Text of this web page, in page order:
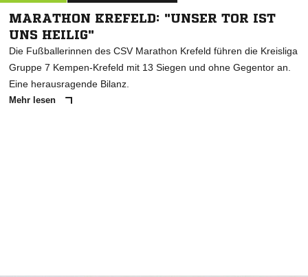
MARATHON KREFELD: "UNSER TOR IST
UNS HEILIG"
Die Fußballerinnen des CSV Marathon Krefeld führen die Kreisliga
Gruppe 7 Kempen-Krefeld mit 13 Siegen und ohne Gegentor an.
Eine herausragende Bilanz.
Mehr lesen